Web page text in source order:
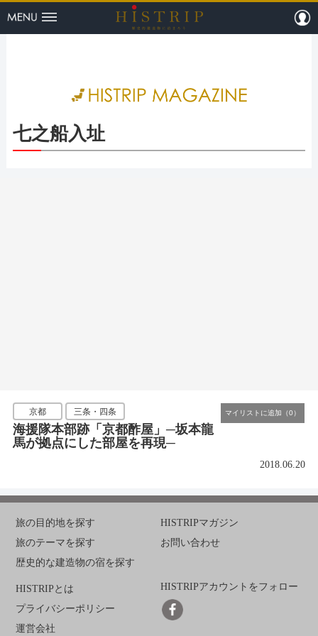
HISTRIP（
七之船入址
京都 三条・四条
海援隊本部跡「京都酢屋」─坂本龍
馬が拠点にした部屋を再現─
2018.06.20
旅の目的地を探す
旅のテーマを探す
歴史的な建造物の宿を探す
HISTRIPマガジン
お問い合わせ
HISTRIPとは
プライバシーポリシー
運営会社
HISTRIPアカウントをフォロー